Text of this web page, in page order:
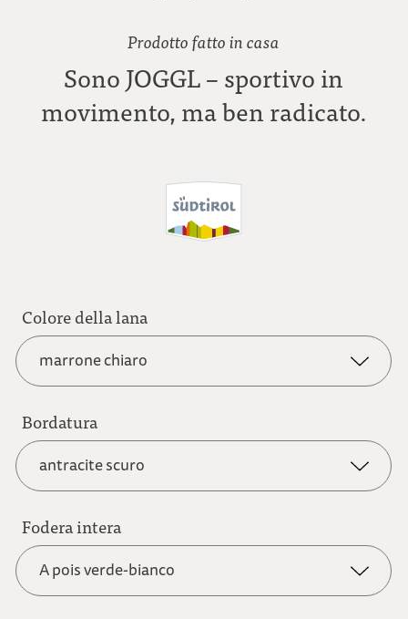
Prodotto fatto in casa
Sono JOGGL – sportivo in
movimento, ma ben radicato.
Colore della lana
marrone chiaro
antracite
grigio chiaro
Bordatura
antracite scuro
antracite scuro
Fodera intera
A pois verde-bianco